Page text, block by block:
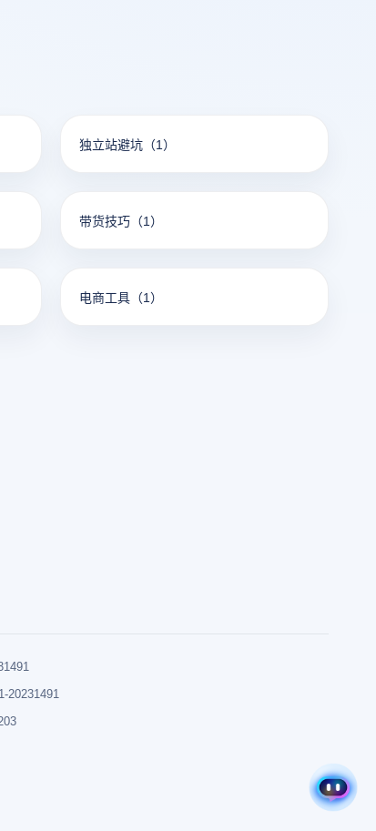
独立站避坑 （1）
带货技巧 （1）
电商工具 （1）
20231491